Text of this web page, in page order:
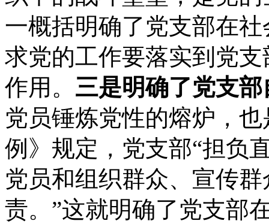
一概括明确了党支部在
求党的工作要落实到党
作用。 三是明确了党支
党员锤炼党性的熔炉，
例》规定，党支部“担负
党员和组织群众、宣传
责。”这就明确了党支部